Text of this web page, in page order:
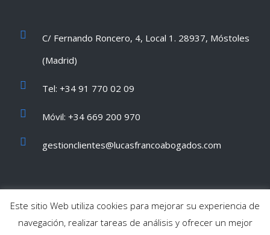
C/ Fernando Roncero, 4, Local 1. 28937, Móstoles
(Madrid)
Tel: +34 91 770 02 09
Móvil: +34 669 200 970
gestionclientes@lucasfrancoabogados.com
Este sitio Web utiliza cookies para mejorar su experiencia de
navegación, realizar tareas de análisis y ofrecer un mejor